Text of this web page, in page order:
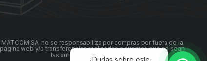
MATCOM SA no se responsabiliza por compras por fuera de la
página web y/o transferencias realizadas a cuentas que no sean
las autorizadas por nosotros.